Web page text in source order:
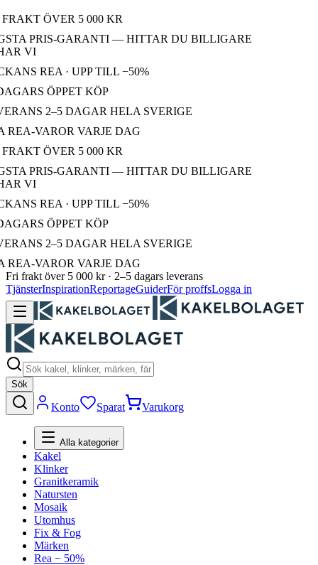
ÖVER 5 000 KR
PRIS-GARANTI — HITTAR DU BILLIGARE
VI
REA · UPP TILL −50%
ÖPPET KÖP
2–5 DAGAR HELA SVERIGE
REA-VAROR VARJE DAG
ÖVER 5 000 KR
PRIS-GARANTI — HITTAR DU BILLIGARE
VI
REA · UPP TILL −50%
ÖPPET KÖP
2–5 DAGAR HELA SVERIGE
REA-VAROR VARJE DAG
Fri frakt över 5 000 kr · 2–5 dagars leverans
TjänsterInspirationReportageGuiderFör proffsLogga in
Sök
Konto Sparat Varukorg
Alla kategorier
Kakel
Klinker
Granitkeramik
Natursten
Mosaik
Utomhus
Fix & Fog
Märken
Rea − 50%